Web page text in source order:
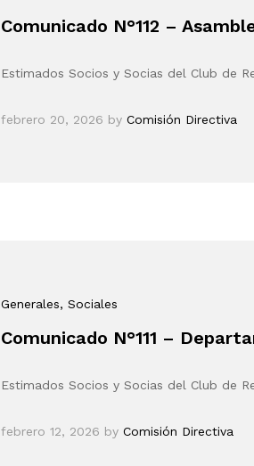
Comunicado N°112 –
Estimados Socios y Socias del Club de
febrero 20, 2026 by Comisión Directiva
Generales, Sociales
Comunicado N°111 –
Estimados Socios y Socias del Club de
febrero 12, 2026 by Comisión Directiva